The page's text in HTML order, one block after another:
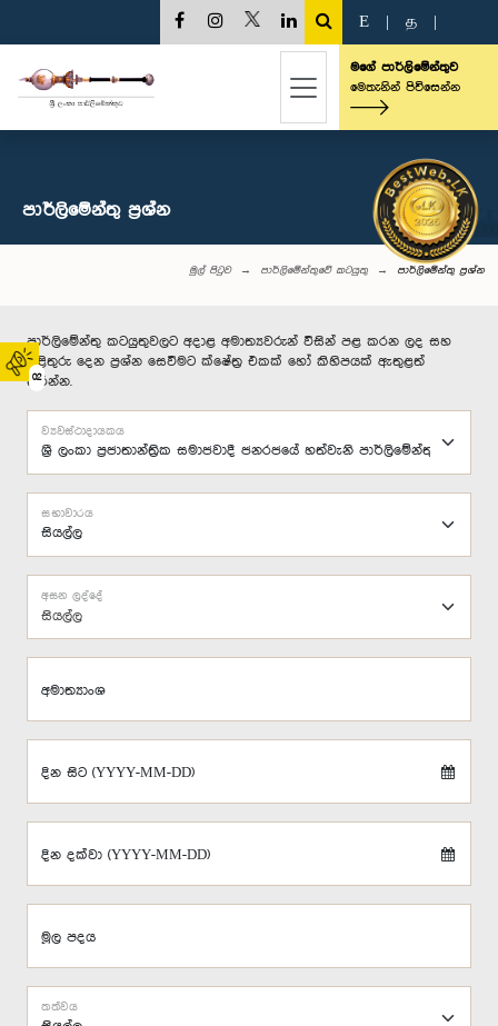
02
E த
මගේ පාර්ලිමේන්තුව
මෙතැනින් පිවිසෙන්න
පාර්ලි‌මේන්තු‌ ප්‍රශ්න
මුල් පිටුව පාර්ලිමේන්තුවේ කටයුතු පාර්ලි‌මේන්තු‌ ප්‍රශ්න
පාර්ලිමේන්තු කටයුතුවලට අදාළ අමාත්‍යවරුන් විසින් පළ කරන ලද සහ
පිළිතුරු දෙන ප්‍රශ්න සෙවීමට ක්ෂේත්‍ර එකක් හෝ කිහිපයක් ඇතුළත්
කරන්න.
ව්‍යවස්ථාදායකය
සභාවාරය
සියල්ල
අසන ලද්දේ
අමාත්‍යාංශ
දින සිට (YYYY-MM-DD)
දින දක්වා (YYYY-MM-DD)
මූල පදය
තත්වය